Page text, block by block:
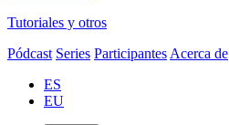
Tutoriales y otros
Pódcast Series Participantes Acerca de
ES
EU